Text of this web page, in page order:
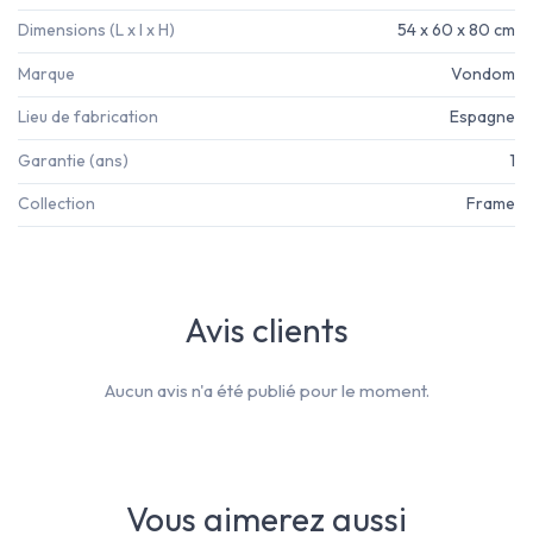
Dimensions (L x l x H) 54 x 60 x 80 cm
Marque Vondom
Lieu de fabrication Espagne
Garantie (ans) 1
Collection Frame
Vous aimerez aussi
Avis clients
Aucun avis n'a été publié pour le moment.